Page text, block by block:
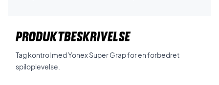
PRODUKTBESKRIVELSE
Tag kontrol med Yonex Super Grap for en forbedret
spiloplevelse.